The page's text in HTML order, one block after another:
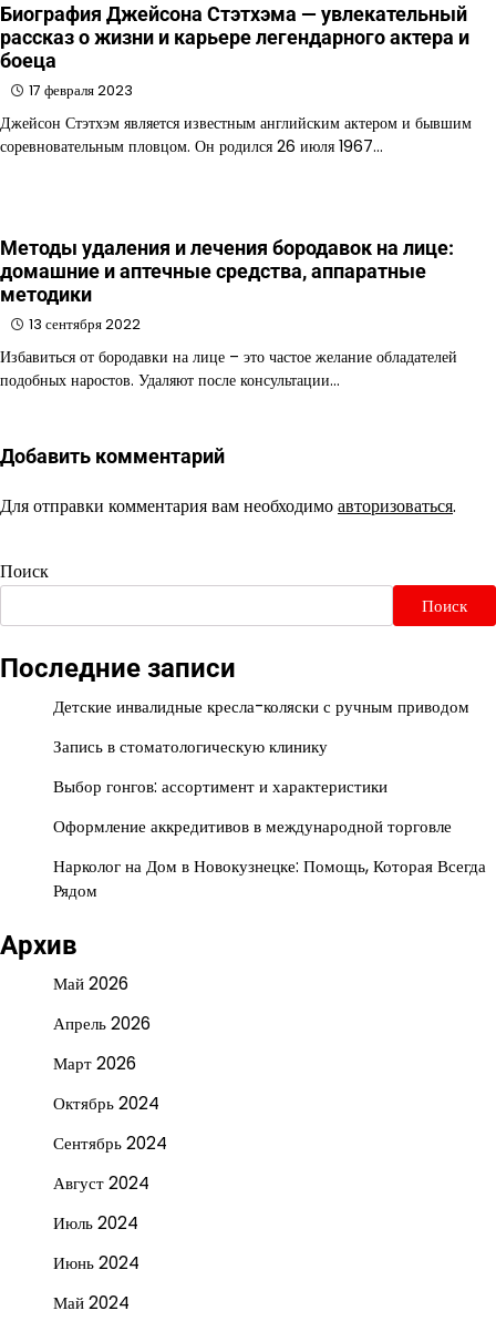
Биография Джейсона Стэтхэма — увлекательный
рассказ о жизни и карьере легендарного актера и
боеца
17 февраля 2023
Джейсон Стэтхэм является известным английским актером и бывшим
соревновательным пловцом. Он родился 26 июля 1967…
Методы удаления и лечения бородавок на лице:
домашние и аптечные средства, аппаратные
методики
13 сентября 2022
Избавиться от бородавки на лице – это частое желание обладателей
подобных наростов. Удаляют после консультации…
Добавить комментарий
Для отправки комментария вам необходимоавторизоваться.
Поиск
Поиск
Последние записи
Детские инвалидные кресла-коляски с ручным приводом
Запись в стоматологическую клинику
Выбор гонгов: ассортимент и характеристики
Оформление аккредитивов в международной торговле
Нарколог на Дом в Новокузнецке: Помощь, Которая Всегда
Рядом
Архив
Май 2026
Апрель 2026
Март 2026
Октябрь 2024
Сентябрь 2024
Август 2024
Июль 2024
Июнь 2024
Май 2024